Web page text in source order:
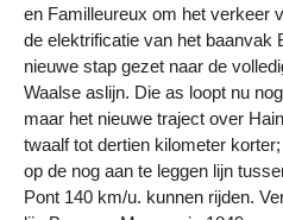
en Familleureux om het verkeer
de elektrificatie van het baanvak
nieuwe stap gezet naar de
Waalse aslijn. Die as loopt nu
maar het nieuwe traject over
twaalf tot dertien kilometer
op de nog aan te leggen lijn
Pont 140 km/u. kunnen rijden.